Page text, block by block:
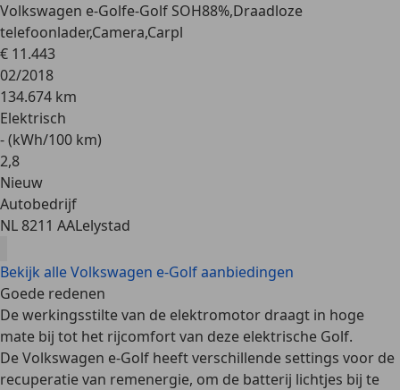
Volkswagen e-Golfe-Golf SOH88%,Draadloze
telefoonlader,Camera,Carpl
€ 11.443
02/2018
134.674 km
Elektrisch
- (kWh/100 km)
2,8
Nieuw
Autobedrijf
NL 8211 AALelystad
Bekijk alle Volkswagen e-Golf aanbiedingen
Goede redenen
Dewerkingsstiltevan de elektromotor draagt in hoge
mate bij tot het rijcomfort van deze elektrische Golf.
De Volkswagen e-Golf heeft verschillende settings voor de
recuperatie van remenergie, om de batterij lichtjes bij te